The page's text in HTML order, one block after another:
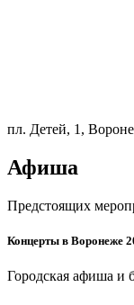
пл. Детей, 1,
Афиша
Предстоящих
Концерты в Воронеже
Городская афиша и